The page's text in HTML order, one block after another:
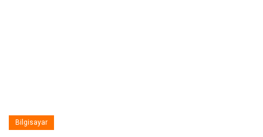
Bilgisayar